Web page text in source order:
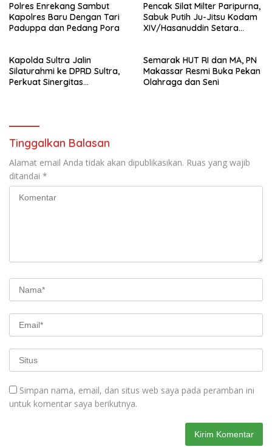
Polres Enrekang Sambut
Kapolres Baru Dengan Tari
Paduppa dan Pedang Pora
Pencak Silat Milter Paripurna,
Sabuk Putih Ju-Jitsu Kodam
XIV/Hasanuddin Setara
Kapolda Sultra Jalin
Silaturahmi ke DPRD Sultra,
Perkuat Sinergitas
Semarak HUT RI dan MA, PN
Makassar Resmi Buka Pekan
Olahraga dan Seni
Tinggalkan Balasan
Alamat email Anda tidak akan dipublikasikan. Ruas yang wajib
ditandai *
Simpan nama, email, dan situs web saya pada peramban ini
untuk komentar saya berikutnya.